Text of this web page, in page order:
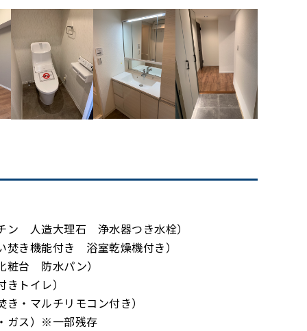
ン 人造大理石 浄水器つき水栓）
き機能付き 浴室乾燥機付き）
粧台 防水パン）
トイレ）
・マルチリモコン付き）
ガス）※一部残存